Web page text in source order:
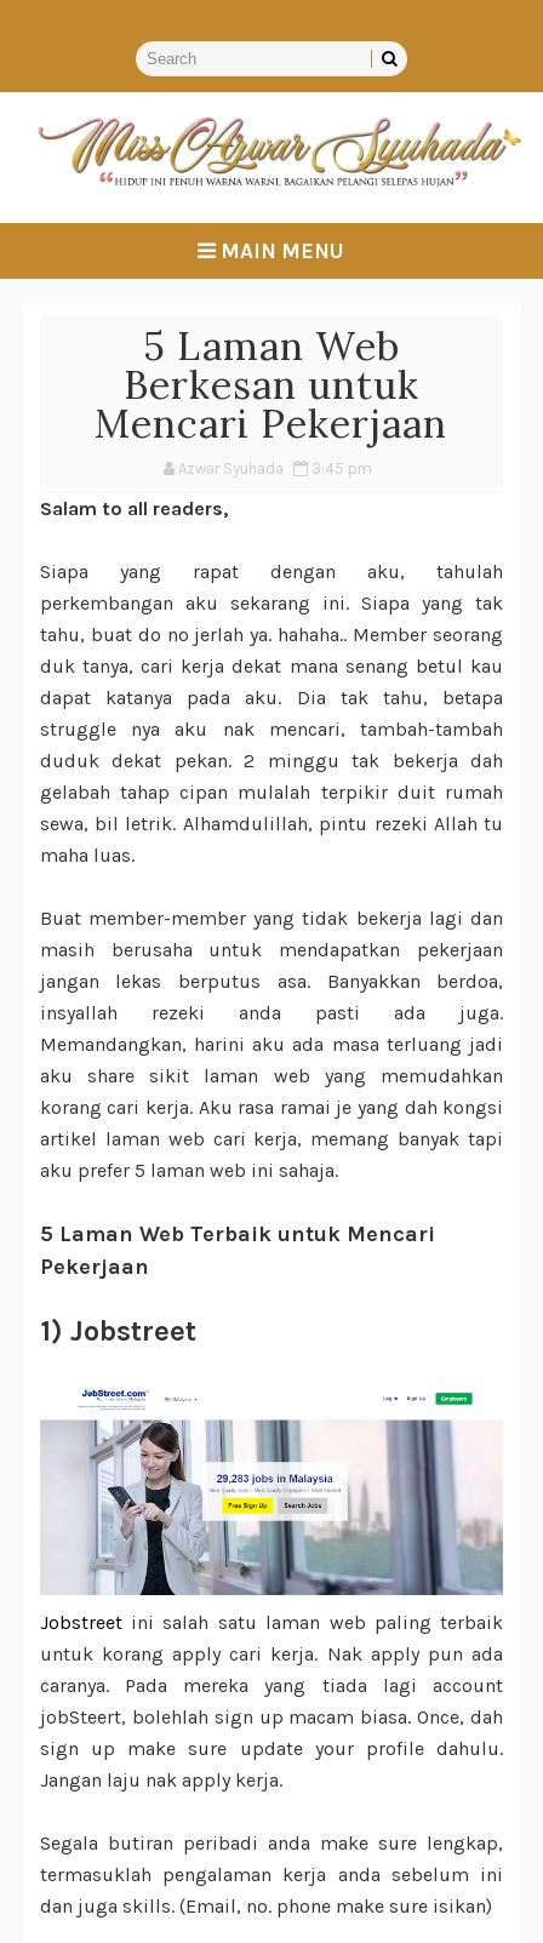
MAIN MENU
5 Laman Web
Berkesan untuk
Mencari Pekerjaan
Azwar Syuhada 3:45 pm
Salam to all readers,
Siapa yang rapat dengan aku, tahulah
perkembangan aku sekarang ini. Siapa yang tak
tahu, buat do no jerlah ya. hahaha.. Member seorang
duk tanya, cari kerja dekat mana senang betul kau
dapat katanya pada aku. Dia tak tahu, betapa
struggle nya aku nak mencari, tambah-tambah
duduk dekat pekan. 2 minggu tak bekerja dah
gelabah tahap cipan mulalah terpikir duit rumah
sewa, bil letrik. Alhamdulillah, pintu rezeki Allah tu
maha luas.
Buat member-member yang tidak bekerja lagi dan
masih berusaha untuk mendapatkan pekerjaan
jangan lekas berputus asa. Banyakkan berdoa,
insyallah rezeki anda pasti ada juga.
Memandangkan, harini aku ada masa terluang jadi
aku share sikit laman web yang memudahkan
korang cari kerja. Aku rasa ramai je yang dah kongsi
artikel laman web cari kerja, memang banyak tapi
aku prefer 5 laman web ini sahaja.
5 Laman Web Terbaik untuk Mencari
Pekerjaan
1) Jobstreet
Jobstreet ini salah satu laman web paling terbaik
untuk korang apply cari kerja. Nak apply pun ada
caranya. Pada mereka yang tiada lagi account
jobSteert, bolehlah sign up macam biasa. Once, dah
sign up make sure update your profile dahulu.
Jangan laju nak apply kerja.
Segala butiran peribadi anda make sure lengkap,
termasuklah pengalaman kerja anda sebelum ini
dan juga skills. (Email, no. phone make sure isikan)